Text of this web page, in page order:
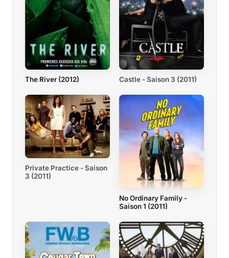
The River (2012) Castle - Saison 3 (2011)
Private Practice - Saison
3 (2011)
No Ordinary Family -
Saison 1 (2011)